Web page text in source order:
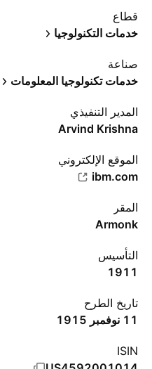
قطاع
خدمات التكنولوجيا
صناعة
خدمات تكنولوجيا المعلومات
المدير التنفيذي
Arvind Krishna
الموقع الإلكتروني
ibm.com
المقر
Armonk
التأسيس
1911
تاريخ الطرح
11 نوفمبر 1915
ISIN